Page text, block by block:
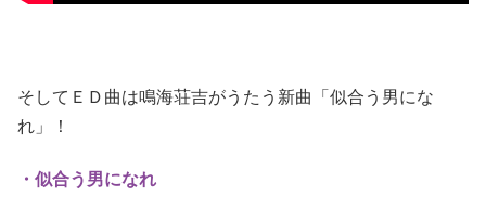
そしてＥＤ曲は鳴海荘吉がうたう新曲「似合う男にな
れ」！
・似合う男になれ